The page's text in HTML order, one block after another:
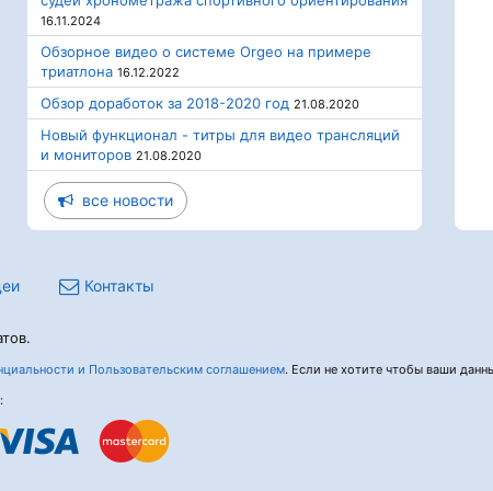
16.11.2024
Обзорное видео о системе Orgeo на примере
триатлона 16.12.2022
Обзор доработок за 2018-2020 год 21.08.2020
Новый функционал - титры для видео трансляций
и мониторов 21.08.2020
все новости
Контакты
и Пользовательским соглашением. Если не хотите чтобы ваши